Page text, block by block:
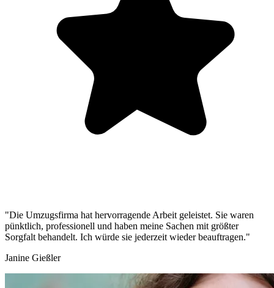
"Die Umzugsfirma hat hervorragende Arbeit geleistet. Sie waren
pünktlich, professionell und haben meine Sachen mit größter
Sorgfalt behandelt. Ich würde sie jederzeit wieder beauftragen."
Janine Gießler